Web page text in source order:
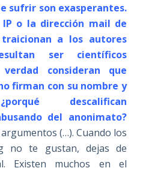
sufrir son exasperantes.
o la dirección mail de
a los autores
ser científicos
consideran que
firman con su nombre y
descalifican
del anonimato?
(…). Cuando los
no te gustan, dejas de
Existen muchos en el